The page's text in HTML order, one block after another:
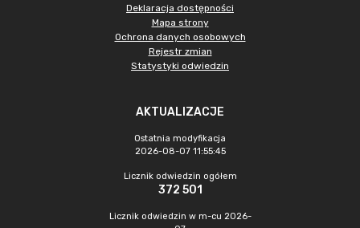
Deklaracja dostępności
Mapa strony
Ochrona danych osobowych
Rejestr zmian
Statystyki odwiedzin
AKTUALIZACJE
Ostatnia modyfikacja
2026-08-07 11:55:45
Licznik odwiedzin ogółem
372 501
Licznik odwiedzin w m-cu 2026-